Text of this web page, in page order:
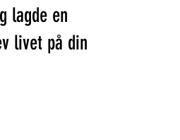
lagde en
livet på din